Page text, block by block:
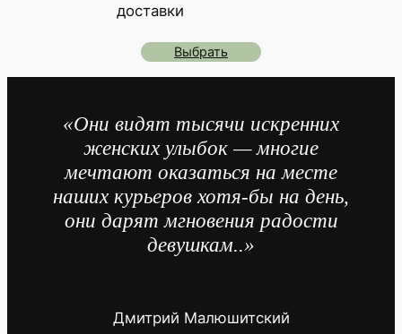
доставки
Выбрать
«Они видят тысячи искренних
женских улыбок — многие
мечтают оказаться на месте
наших курьеров хотя-бы на день,
они дарят мгновения радости
девушкам..»
Дмитрий Малюшитский